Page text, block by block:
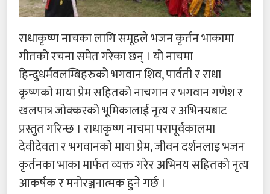
राधाकृष्ण नाचका लागि समूहले भजन कृर्तन भाकामा
गीतको रचना समेत गरेका छन् । यो नाचमा
हिन्दुधर्मवलम्बिहरुको भगवान शिव, पार्वती र राधा
कृष्णको माया प्रेम सहितको नाचगान र भगवान गणेश र
खलपात्र जोक्करको भूमिकालाई नृत्य र अभिनयबाट
प्रस्तुत गरिन्छ । राधाकृष्ण नाचमा परापूर्वकालमा
देवीदेवता र भगवानको माया प्रेम, जीवन दर्शनलाइ भजन
कृर्तनका भाका मार्फत व्यक्त गरेर अभिनय सहितको नृत्य
आकर्षक र मनोरञ्जनात्मक हुने गर्छ ।